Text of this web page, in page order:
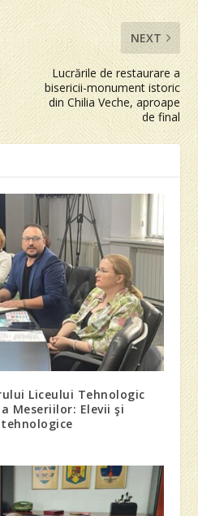
NEXT
Lucrările de restaurare a
bisericii-monument istoric
din Chilia Veche, aproape
de final
Liceului Tehnologic
Meseriilor: Elevii şi